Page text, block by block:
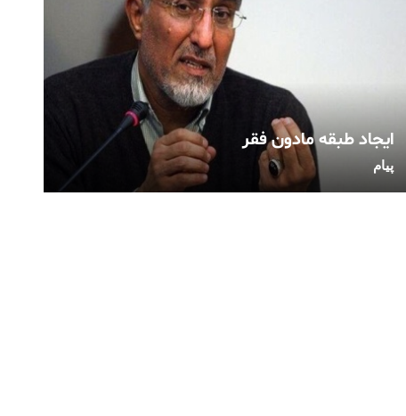
ایجاد طبقه مادون فقر
پیام